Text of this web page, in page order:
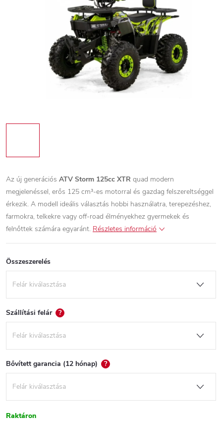
Az új generációs ATV Storm 125cc XTR quad modern
megjelenéssel, erős 125 cm³-es motorral és gazdag felszereltséggel
érkezik. A modell ideális választás hobbi használatra, terepezéshez,
farmokra, telkekre vagy off-road élményekhez gyermekek és
felnőttek számára egyaránt. Részletes információ
Összeszerelés
Szállítási felár ?
Bővített garancia (12 hónap) ?
Raktáron